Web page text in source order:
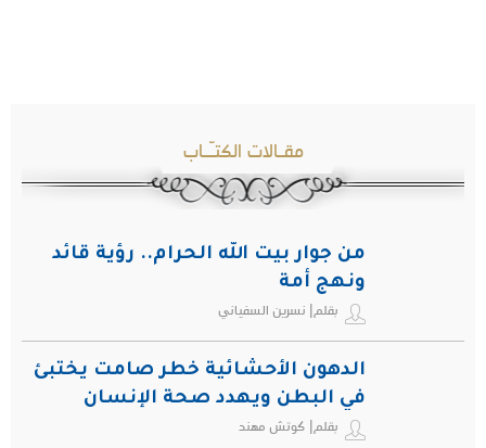
مقـالات الكتـّـاب
من جوار بيت الله الحرام.. رؤية قائد
ونهج أمة
بقلم| نسرين السفياني
الدهون الأحشائية خطر صامت يختبئ
في البطن ويهدد صحة الإنسان
بقلم| كوتش مهند